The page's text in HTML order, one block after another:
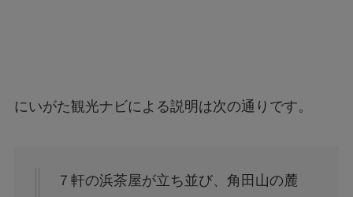
にいがた観光ナビによる説明は次の通りです。
７軒の浜茶屋が立ち並び、角田山の麓